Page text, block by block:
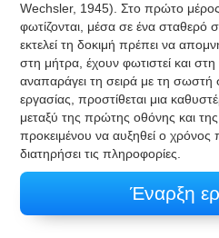
Wechsler, 1945). Στο πρώτο μέρος
φωτίζονται, μέσα σε ένα
εκτελεί τη δοκιμή πρέπει να
στη μήτρα, έχουν φωτιστεί και
αναπαράγει τη σειρά με τη σωστή
εργασίας, προστίθεται μια
μεταξύ της πρώτης οθόνης και
προκειμένου να αυξηθεί ο
διατηρήσει τις πληροφορίες.
Έναρξη